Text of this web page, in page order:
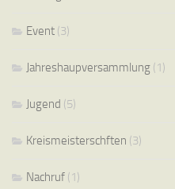
Event (3)
Jahreshaupversammlung (1)
Jugend (5)
Kreismeisterschften (3)
Nachruf (1)